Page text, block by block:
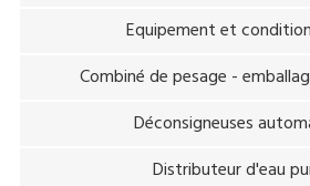
Equipement et
Combiné de pesage -
Déconsigneuses
Distributeur d'eau